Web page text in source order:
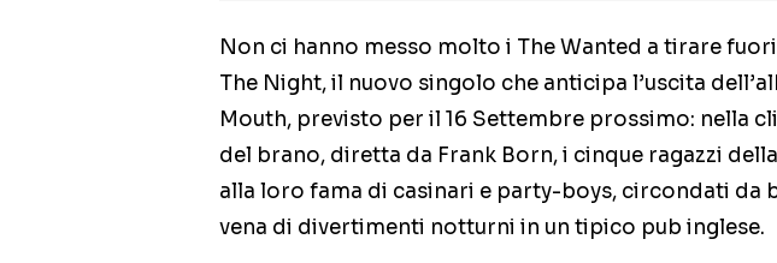
Non ci hanno messo molto i The Wanted a tirare
The Night, il nuovo singolo che anticipa l’uscita
Mouth, previsto per il 16 Settembre prossimo: nella
del brano, diretta da Frank Born, i cinque ragazzi
alla loro fama di casinari e party-boys, circondati da
vena di divertimenti notturni in un tipico pub inglese.